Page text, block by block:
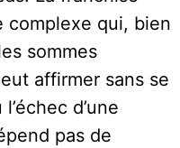
complexe qui, bien
sommes
affirmer sans se
d’une
pas de